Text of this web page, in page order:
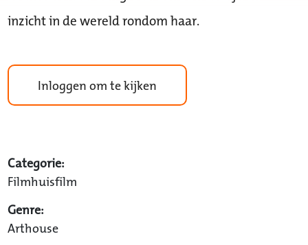
inzicht in de wereld rondom haar.
Inloggen om te kijken
Categorie:
Filmhuisfilm
Genre:
Arthouse